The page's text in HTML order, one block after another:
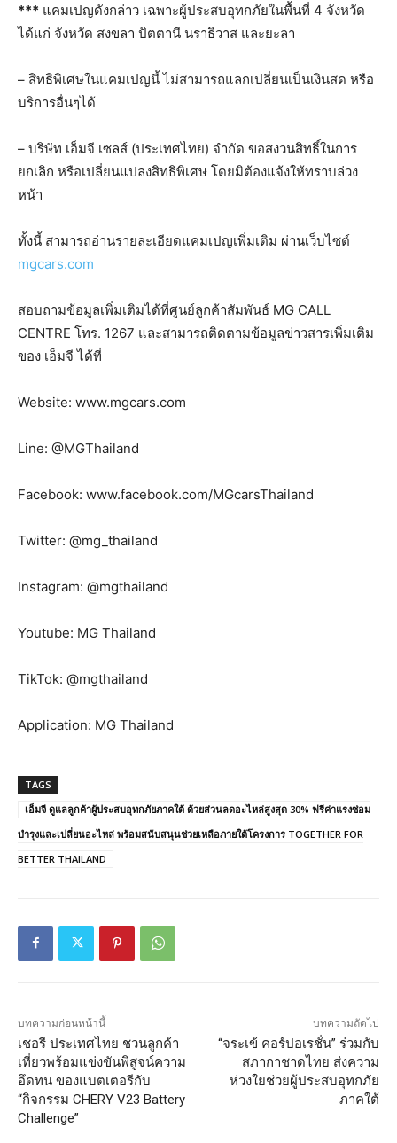
*** แคมเปญดังกล่าว เฉพาะผู้ประสบอุทกภัยในพื้นที่ 4 จังหวัด
ได้แก่ จังหวัด สงขลา ปัตตานี นราธิวาส และยะลา
– สิทธิพิเศษในแคมเปญนี้ ไม่สามารถแลกเปลี่ยนเป็นเงินสด หรือ
บริการอื่นๆได้
– บริษัท เอ็มจี เซลส์ (ประเทศไทย) จำกัด ขอสงวนสิทธิ์ในการ
ยกเลิก หรือเปลี่ยนแปลงสิทธิพิเศษ โดยมิต้องแจ้งให้ทราบล่วง
หน้า
ทั้งนี้ สามารถอ่านรายละเอียดแคมเปญเพิ่มเติม ผ่านเว็บไซต์
mgcars.com
สอบถามข้อมูลเพิ่มเติมได้ที่ศูนย์ลูกค้าสัมพันธ์ MG CALL
CENTRE โทร. 1267 และสามารถติดตามข้อมูลข่าวสารเพิ่มเติม
ของ เอ็มจี ได้ที่
Website: www.mgcars.com
Line: @MGThailand
Facebook: www.facebook.com/MGcarsThailand
Twitter: @mg_thailand
Instagram: @mgthailand
Youtube: MG Thailand
TikTok: @mgthailand
Application: MG Thailand
TAGS
เอ็มจี ดูแลลูกค้าผู้ประสบอุทกภัยภาคใต้ ด้วยส่วนลดอะไหล่สูงสุด 30% ฟรีค่าแรงซ่อม
บำรุงและเปลี่ยนอะไหล่ พร้อมสนับสนุนช่วยเหลือภายใต้โครงการ TOGETHER FOR
BETTER THAILAND
บทความก่อนหน้านี้
เชอรี ประเทศไทย ชวนลูกค้า
เที่ยวพร้อมแข่งขันพิสูจน์ความ
อึดทน ของแบตเตอรีกับ
“กิจกรรม CHERY V23 Battery
Challenge”
บทความถัดไป
“จระเข้ คอร์ปอเรชั่น” ร่วมกับ
สภากาชาดไทย ส่งความ
ห่วงใยช่วยผู้ประสบอุทกภัย
ภาคใต้